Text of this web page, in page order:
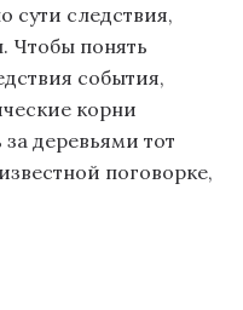
сути следствия,
Чтобы понять
события,
корни
деревьями тот
поговорке,